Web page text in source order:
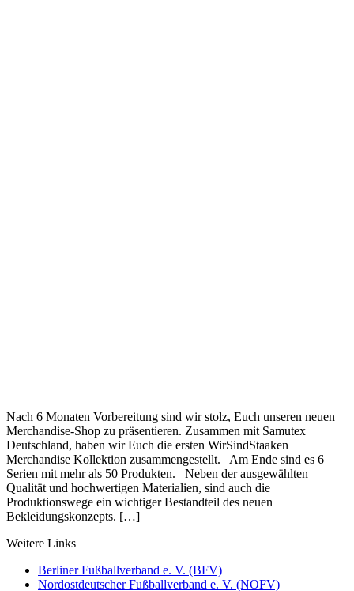
Nach 6 Monaten Vorbereitung sind wir stolz, Euch unseren neuen
Merchandise-Shop zu präsentieren. Zusammen mit Samutex
Deutschland, haben wir Euch die ersten WirSindStaaken
Merchandise Kollektion zusammengestellt. Am Ende sind es 6
Serien mit mehr als 50 Produkten. Neben der ausgewählten
Qualität und hochwertigen Materialien, sind auch die
Produktionswege ein wichtiger Bestandteil des neuen
Bekleidungskonzepts. […]
Weitere Links
Berliner Fußballverband e. V. (BFV)
Nordostdeutscher Fußballverband e. V. (NOFV)